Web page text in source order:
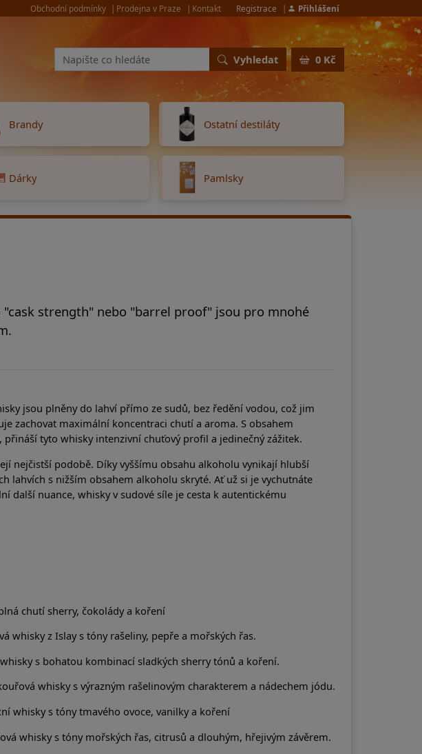
Obchodní podmínky Prodejna v Praze Kontakt Registrace Přihlášení
Vyhledat 0 Kč
Brandy Ostatní destiláty
Dárky Pamlsky
"cask strength" nebo "barrel proof" jsou pro mnohé
jsou plněny do lahví přímo ze sudů, bez ředění vodou, což jim
zachovat maximální koncentraci chutí a aroma. S obsahem
přináší tyto whisky intenzivní chuťový profil a jedinečný zážitek.
nejčistší podobě. Díky vyššímu obsahu alkoholu vynikají hlubší
lahvích s nižším obsahem alkoholu skryté. Ať už si je vychutnáte
další nuance, whisky v sudové síle je cesta k autentickému
chutí sherry, čokolády a koření
whisky z Islay s tóny rašeliny, pepře a mořských řas.
s bohatou kombinací sladkých sherry tónů a koření.
whisky s výrazným rašelinovým charakterem a nádechem jódu.
whisky s tóny tmavého ovoce, vanilky a koření
whisky s tóny mořských řas, citrusů a dlouhým, hřejivým závěrem.